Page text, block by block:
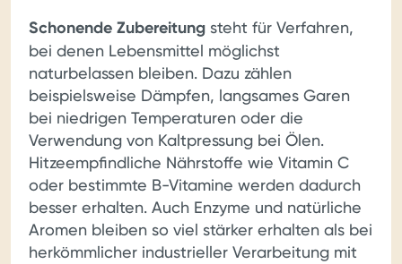
Schonende Zubereitung steht für Verfahren,
bei denen Lebensmittel möglichst
naturbelassen bleiben. Dazu zählen
beispielsweise Dämpfen, langsames Garen
bei niedrigen Temperaturen oder die
Verwendung von Kaltpressung bei Ölen.
Hitzeempfindliche Nährstoffe wie Vitamin C
oder bestimmte B-Vitamine werden dadurch
besser erhalten. Auch Enzyme und natürliche
Aromen bleiben so viel stärker erhalten als bei
herkömmlicher industrieller Verarbeitung mit